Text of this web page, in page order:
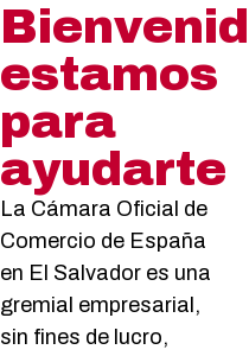
estamos
para
ayudarte
La Cámara Oficial de
Comercio de España
en El Salvador es una
gremial empresarial,
sin fines de lucro,